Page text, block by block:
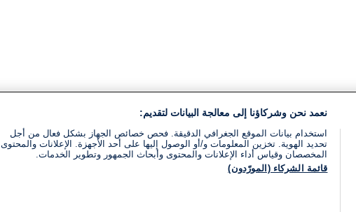
نعمد نحن وشركاؤنا إلى معالجة البيانات لتقديم:
استخدام بيانات الموقع الجغرافي الدقيقة. فحص خصائص الجهاز بشكل فعال من أجل
تحديد الهوية. تخزين المعلومات و/أو الوصول إليها على أحد الأجهزة. الإعلانات والمحتوى
المخصصان وقياس أداء الإعلانات والمحتوى وأبحاث الجمهور وتطوير الخدمات.
قائمة الشركاء (المورّدون)